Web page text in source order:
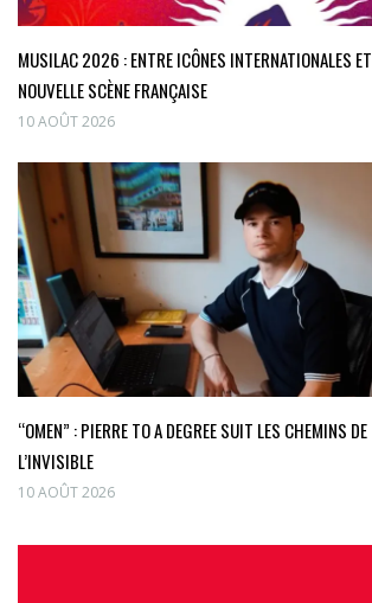
MUSILAC 2026 : ENTRE ICÔNES INTERNATIONALES ET
NOUVELLE SCÈNE FRANÇAISE
10 AOÛT 2026
“OMEN” : PIERRE TO A DEGREE SUIT LES CHEMINS DE
L’INVISIBLE
10 AOÛT 2026